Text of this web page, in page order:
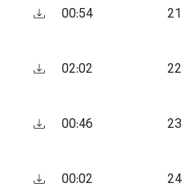
00:54
02:02
00:46
00:02